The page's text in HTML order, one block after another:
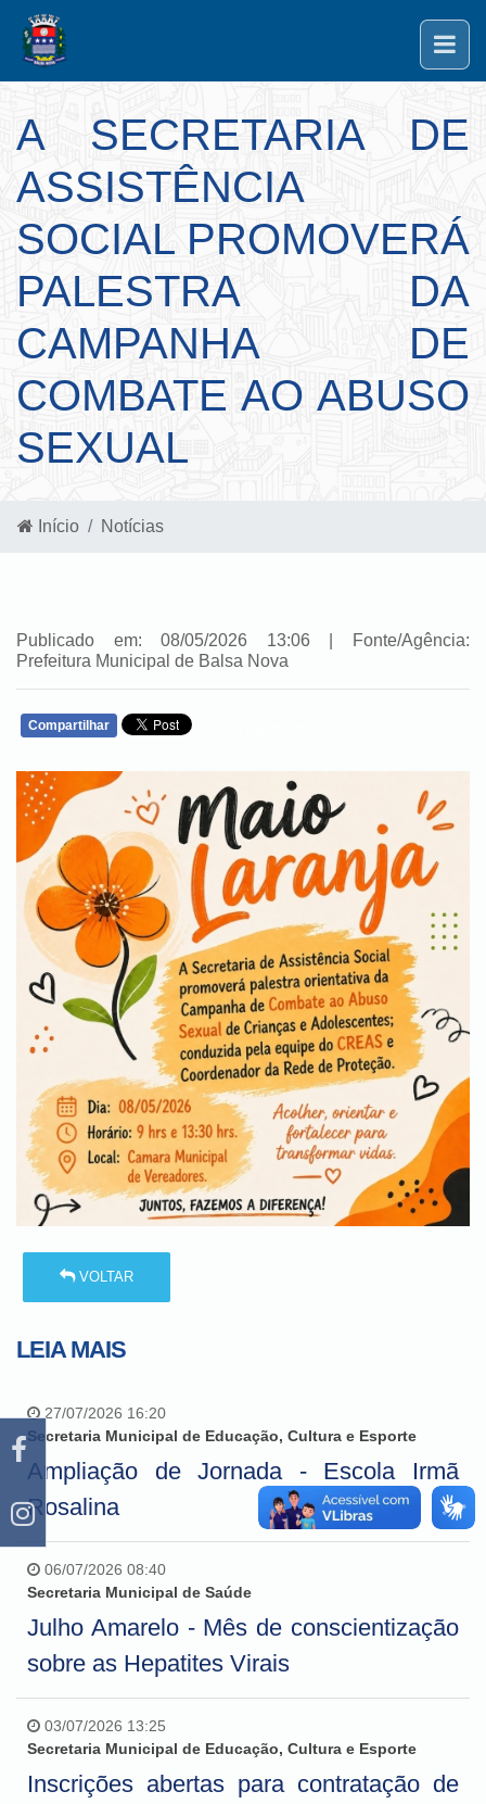
A SECRETARIA DE
ASSISTÊNCIA
SOCIAL PROMOVERÁ
PALESTRA DA
CAMPANHA DE
COMBATE AO ABUSO
SEXUAL
Início Notícias
Publicado em: 08/05/2026 13:06 | Fonte/Agência:
Prefeitura Municipal de Balsa Nova
Compartilhar
VOLTAR
LEIA MAIS
27/07/2026 16:20
Secretaria Municipal de Educação, Cultura e Esporte
Ampliação de Jornada - Escola Irmã
Rosalina
06/07/2026 08:40
Secretaria Municipal de Saúde
Julho Amarelo - Mês de conscientização
sobre as Hepatites Virais
03/07/2026 13:25
Secretaria Municipal de Educação, Cultura e Esporte
Inscrições abertas para contratação de